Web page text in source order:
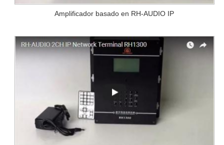
Amplificador basado en RH-AUDIO IP